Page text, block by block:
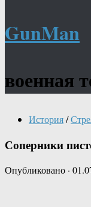
GunMan
военная
История/
Соперники
Опубликовано ·